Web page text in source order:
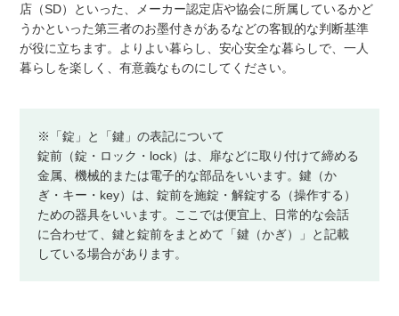
店（SD）といった、メーカー認定店や協会に所属しているかど
うかといった第三者のお墨付きがあるなどの客観的な判断基準
が役に立ちます。よりよい暮らし、安心安全な暮らしで、一人
暮らしを楽しく、有意義なものにしてください。
※「錠」と「鍵」の表記について
錠前（錠・ロック・lock）は、扉などに取り付けて締める
金属、機械的または電子的な部品をいいます。鍵（か
ぎ・キー・key）は、錠前を施錠・解錠する（操作する）
ための器具をいいます。ここでは便宜上、日常的な会話
に合わせて、鍵と錠前をまとめて「鍵（かぎ）」と記載
している場合があります。